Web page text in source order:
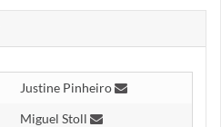
Justine Pinheiro
Miguel Stoll